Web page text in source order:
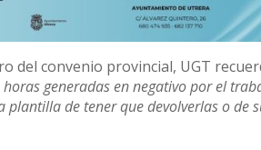
del convenio provincial, UGT
horas generadas en negativo por el
plantilla de tener que devolverlas o de